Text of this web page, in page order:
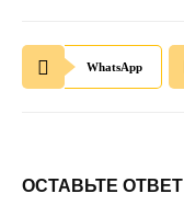
WhatsApp
ОСТАВЬТЕ ОТВЕТ